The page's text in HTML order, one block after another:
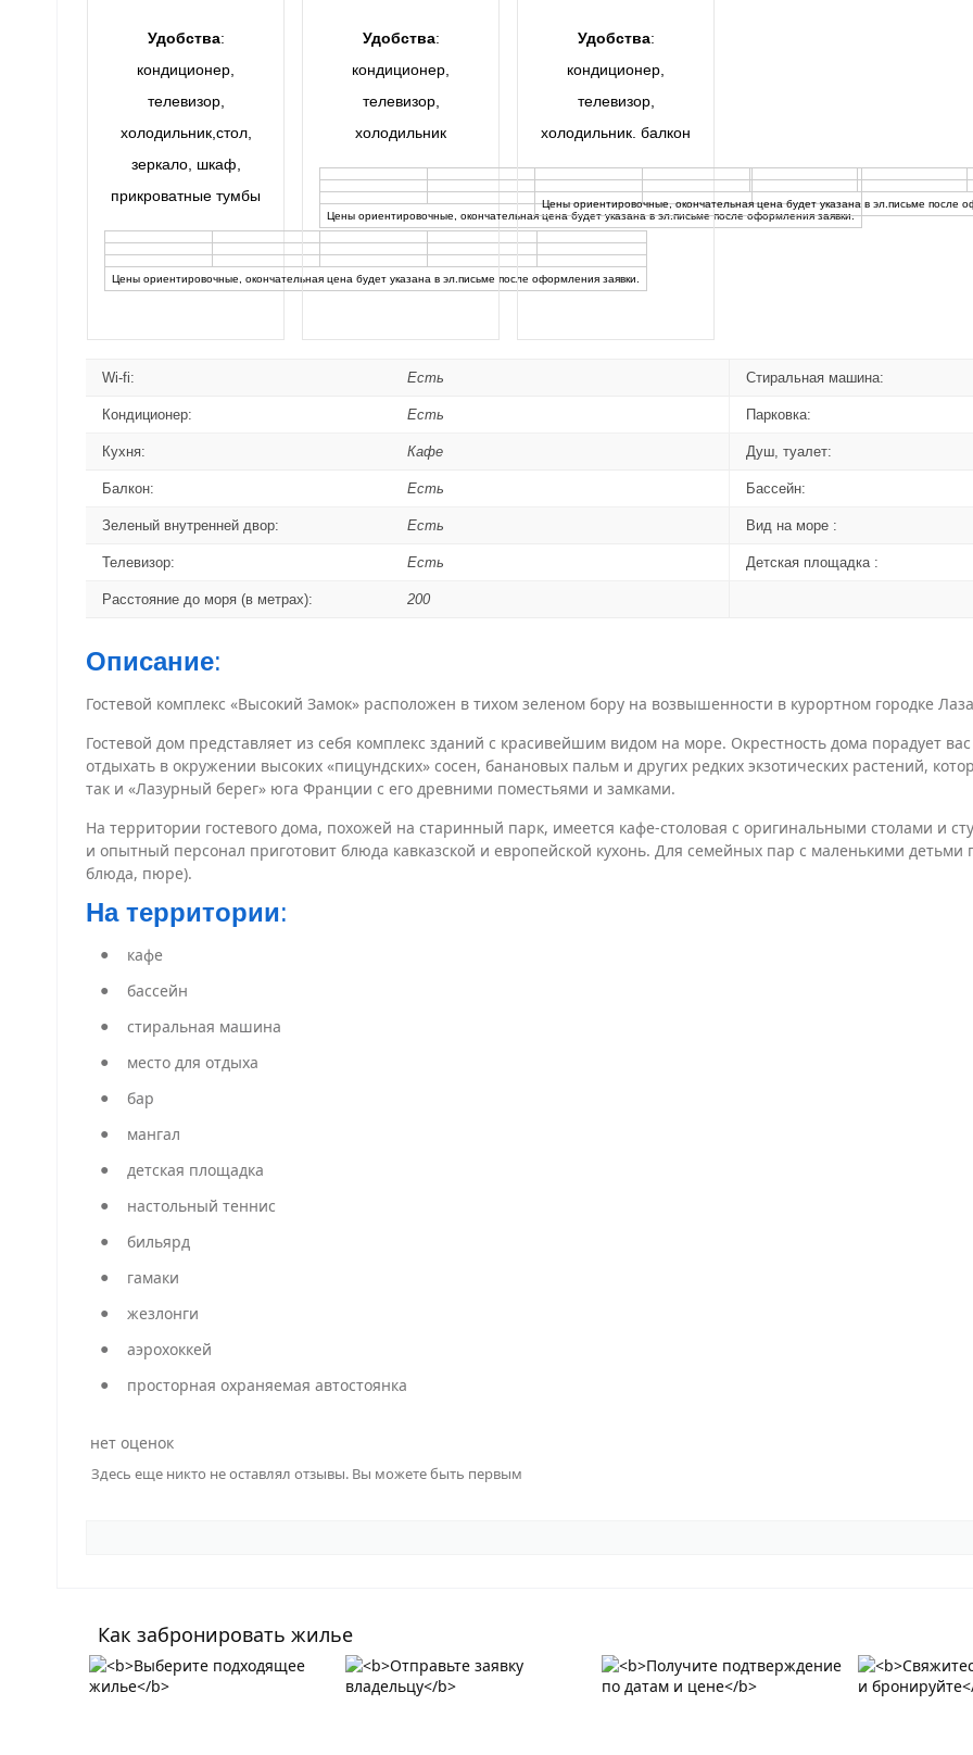
Удобства:
кондиционер,
телевизор,
холодильник,стол,
зеркало, шкаф,
прикроватные тумбы
Цены ориентировочные, окончательная цена будет указана в эл.письме после оформления заявки.
Удобства:
кондиционер,
телевизор,
холодильник
Цены ориентировочные, окончательная цена будет указана в эл.письме после оформления заявки.
Удобства:
кондиционер,
телевизор,
холодильник. балкон
Цены ориентировочные, окончательная цена будет указана в эл.письме после
Wi-fi: Есть Стиральная машина:
Кондиционер: Есть Парковка:
Кухня: Кафе Душ, туалет:
Балкон: Есть Бассейн:
Зеленый внутренней двор: Есть Вид на море :
Телевизор: Есть Детская площадка :
Расстояние до моря (в метрах): 200
Описание:
Гостевой комплекс «Высокий Замок» расположен в тихом зеленом бору на возвышенности в курортном городке
Гостевой дом представляет из себя комплекс зданий с красивейшим видом на море. Окрестность дома порадует
отдыхать в окружении высоких «пицундских» сосен, банановых пальм и других редких экзотических растений,
так и «Лазурный берег» юга Франции с его древними поместьями и замками.
На территории гостевого дома, похожей на старинный парк, имеется кафе-столовая с оригинальными столами и
и опытный персонал приготовит блюда кавказской и европейской кухонь. Для семейных пар с маленькими
блюда, пюре).
На территории:
кафе
бассейн
стиральная машина
место для отдыха
бар
мангал
детская площадка
настольный теннис
бильярд
гамаки
жезлонги
аэрохоккей
просторная охраняемая автостоянка
нет оценок
Здесь еще никто не оставлял отзывы. Вы можете быть первым
Как забронировать жилье